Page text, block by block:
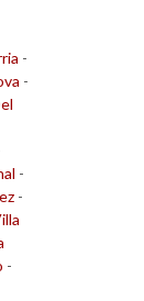
-
-
-
-
-